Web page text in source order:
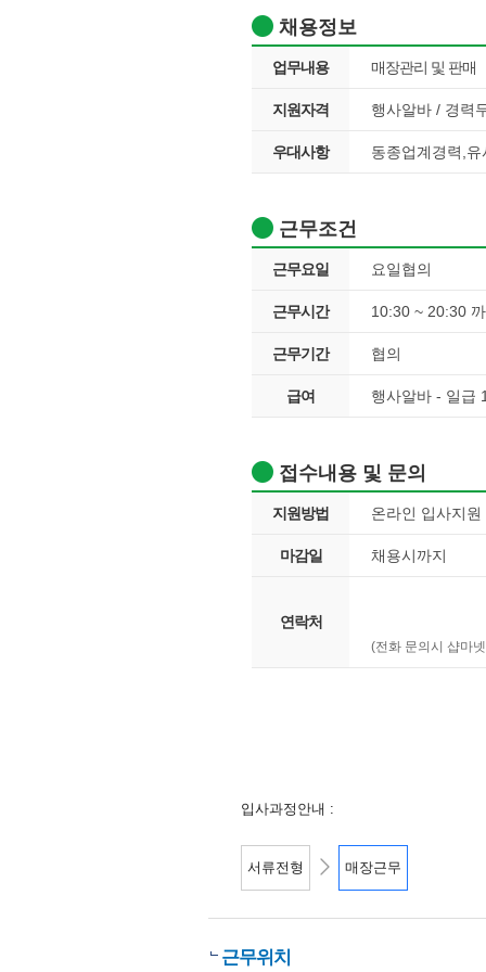
채용정보
업무내용 매장관리 및 판매
지원자격 행사알바 / 경력
우대사항 동종업계경력,
근무조건
근무요일 요일협의
근무시간 10:30 ~ 20:30
근무기간 협의
급여 행사알바 - 일급
접수내용 및 문의
지원방법 온라인 입사지
마감일 채용시까지
연락처
(전화 문의시 샵마
입사과정안내 :
서류전형 매장근무
근무위치